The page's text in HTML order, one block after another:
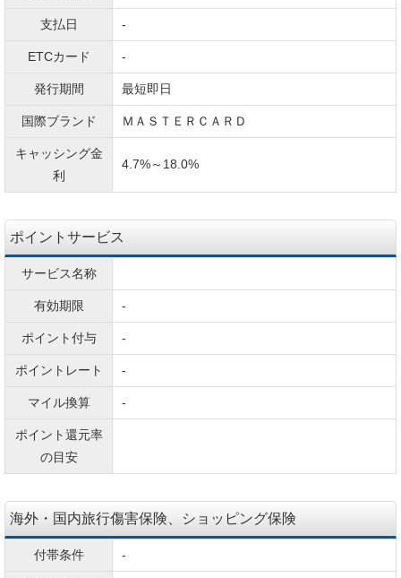
支払日 -
ETCカード -
発行期間 最短即日
国際ブランド ＭＡＳＴＥＲＣＡＲＤ
キャッシング金
利
4.7%～18.0%
ポイントサービス
サービス名称
有効期限 -
ポイント付与 -
ポイントレート -
マイル換算 -
ポイント還元率
の目安
海外・国内旅行傷害保険、ショッピング保険
付帯条件 -